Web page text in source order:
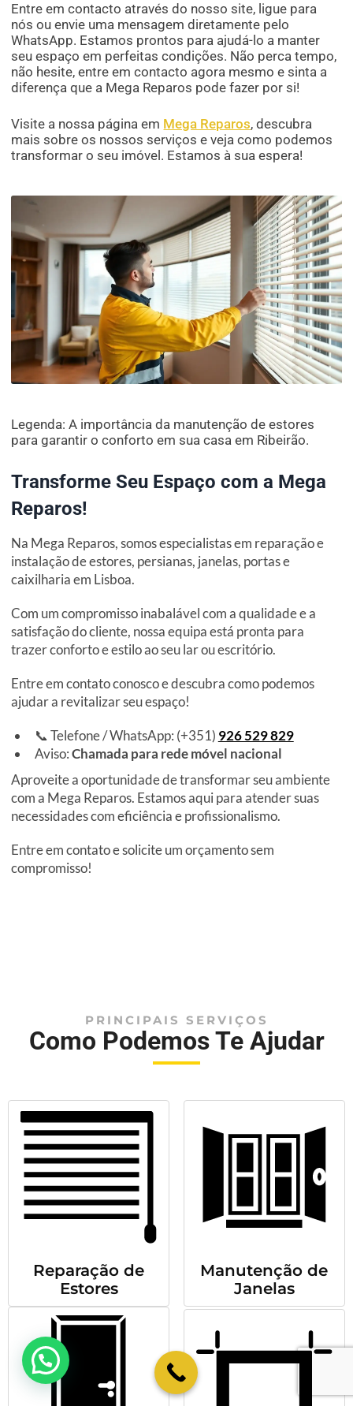
Entre em contacto através do nosso site, ligue para
nós ou envie uma mensagem diretamente pelo
WhatsApp. Estamos prontos para ajudá-lo a manter
seu espaço em perfeitas condições. Não perca tempo,
não hesite, entre em contacto agora mesmo e sinta a
diferença que a Mega Reparos pode fazer por si!
Visite a nossa página em Mega Reparos, descubra
mais sobre os nossos serviços e veja como podemos
transformar o seu imóvel. Estamos à sua espera!
Legenda: A importância da manutenção de estores
para garantir o conforto em sua casa em Ribeirão.
Transforme Seu Espaço com a Mega
Reparos!
Na Mega Reparos, somos especialistas em reparação e
instalação de estores, persianas, janelas, portas e
caixilharia em Lisboa.
Com um compromisso inabalável com a qualidade e a
satisfação do cliente, nossa equipa está pronta para
trazer conforto e estilo ao seu lar ou escritório.
Entre em contato conosco e descubra como podemos
ajudar a revitalizar seu espaço!
📞 Telefone / WhatsApp: (+351) 926 529 829
Aviso:Chamada para rede móvel nacional
Aproveite a oportunidade de transformar seu ambiente
com a Mega Reparos. Estamos aqui para atender suas
necessidades com eficiência e profissionalismo.
Entre em contato e solicite um orçamento sem
compromisso!
PRINCIPAIS SERVIÇOS
Como Podemos Te Ajudar
Reparação de
Estores
Manutenção de
Janelas
💬 Como podemos ajudar?